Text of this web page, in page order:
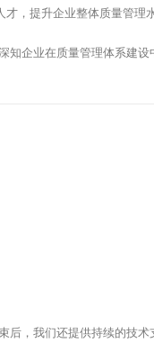
，提升企业整体质量管理水
企业在质量管理体系建设
，我们还提供持续的技术